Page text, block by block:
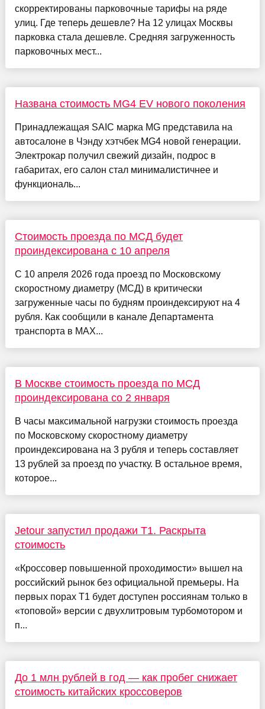
скорректированы парковочные тарифы на ряде
улиц. Где теперь дешевле? На 12 улицах Москвы
парковка стала дешевле. Средняя загруженность
парковочных мест...
Названа стоимость MG4 EV нового поколения
Принадлежащая SAIC марка MG представила на
автосалоне в Чэнду хэтчбек MG4 новой генерации.
Электрокар получил свежий дизайн, подрос в
габаритах, его салон стал минималистичнее и
функциональ...
Стоимость проезда по МСД будет
проиндексирована с 10 апреля
С 10 апреля 2026 года проезд по Московскому
скоростному диаметру (МСД) в критически
загруженные часы по будням проиндексируют на 4
рубля. Как сообщили в канале Департамента
транспорта в MAX...
В Москве стоимость проезда по МСД
проиндексирована со 2 января
В часы максимальной нагрузки стоимость проезда
по Московскому скоростному диаметру
проиндексирована на 3 рубля и теперь составляет
13 рублей за проезд по участку. В остальное время,
которое...
Jetour запустил продажи T1. Раскрыта
стоимость
«Кроссовер повышенной проходимости» вышел на
российский рынок без официальной премьеры. На
первых порах T1 будет доступен россиянам только в
«топовой» версии с двухлитровым турбомотором и
п...
До 1 млн рублей в год — как пробег снижает
стоимость китайских кроссоверов